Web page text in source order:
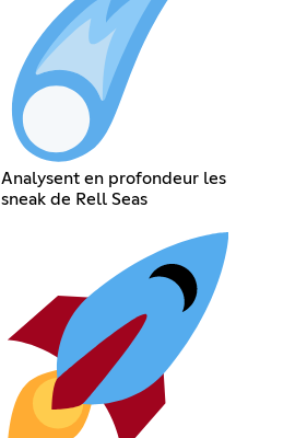
Analysent en profondeur les
sneak de Rell Seas